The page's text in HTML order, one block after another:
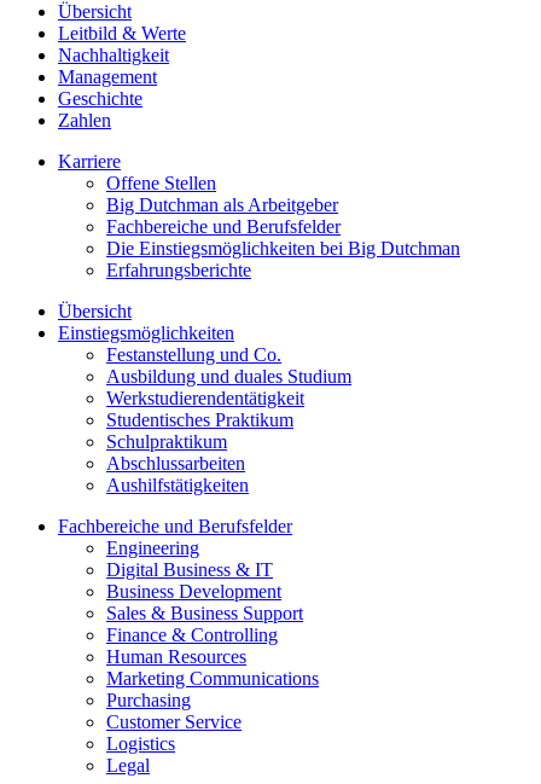
Übersicht
Leitbild & Werte
Nachhaltigkeit
Management
Geschichte
Zahlen
Karriere
Offene Stellen
Big Dutchman als Arbeitgeber
Fachbereiche und Berufsfelder
Die Einstiegsmöglichkeiten bei Big Dutchman
Erfahrungsberichte
Übersicht
Einstiegsmöglichkeiten
Festanstellung und Co.
Ausbildung und duales Studium
Werkstudierendentätigkeit
Studentisches Praktikum
Schulpraktikum
Abschlussarbeiten
Aushilfstätigkeiten
Fachbereiche und Berufsfelder
Engineering
Digital Business & IT
Business Development
Sales & Business Support
Finance & Controlling
Human Resources
Marketing Communications
Purchasing
Customer Service
Logistics
Legal